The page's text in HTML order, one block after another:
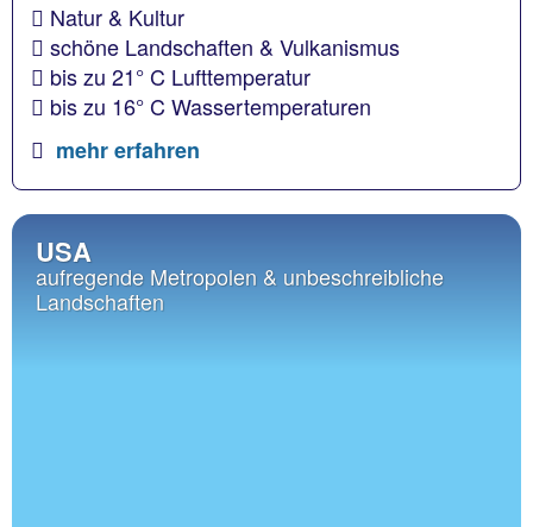
Natur & Kultur
schöne Landschaften & Vulkanismus
bis zu 21° C Lufttemperatur
bis zu 16° C Wassertemperaturen
mehr erfahren
USA
aufregende Metropolen & unbeschreibliche
Landschaften